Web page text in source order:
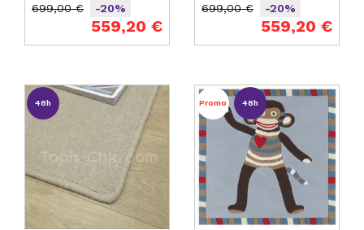
Prix de base
699,00 €
-20%
559,20 € Prix de base
699,00 €
-20%
559,20 €
48h Promo 48h